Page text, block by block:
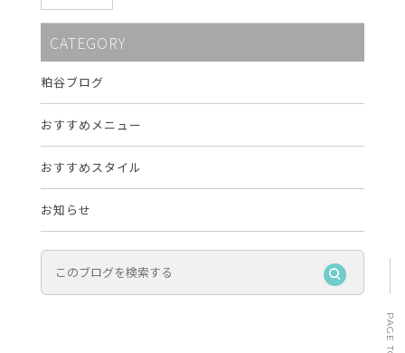
CATEGORY
粕谷ブログ
おすすめメニュー
おすすめスタイル
お知らせ
PAGE TOP